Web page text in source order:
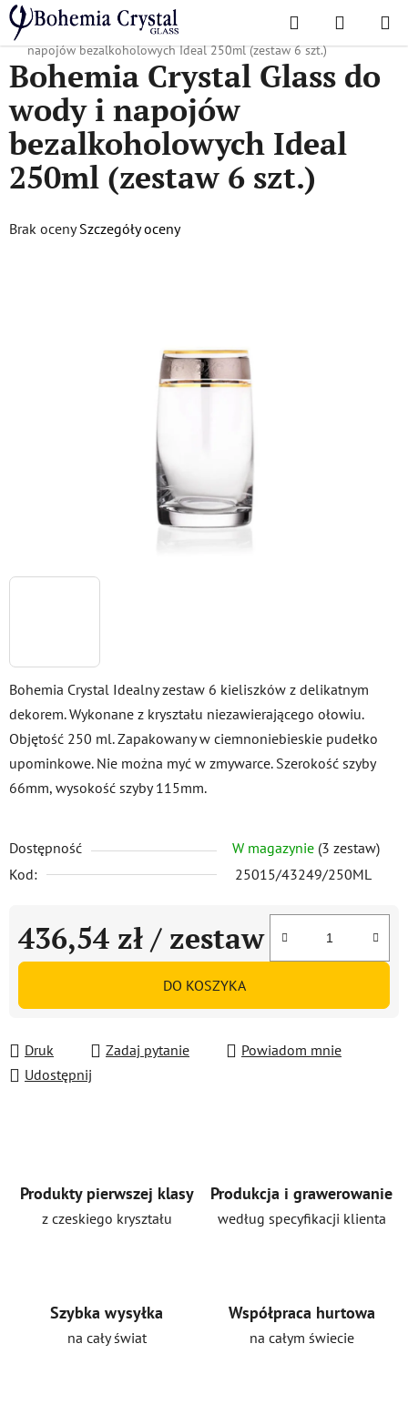
Przejść
do
treści
Szukaj KOSZYK
Home
/ Popularne kolekcje / 43249
Bohemia Crystal Glass do wody i
napojów bezalkoholowych Ideal 250ml (zestaw 6 szt.)
Bohemia Crystal Idealny zestaw 6 kieliszków z delikatnym
dekorem. Wykonane z kryształu niezawierającego ołowiu.
Objętość 250 ml. Zapakowany w ciemnoniebieskie pudełko
upominkowe. Nie można myć w zmywarce. Szerokość szyby
66mm, wysokość szyby 115mm.
Dostępność W magazynie (3 zestaw)
Kod:
25015/43249/250ML
436,54 zł / zestaw
Cena jednostkowa:
DO KOSZYKA
Druk Zadaj pytanie
Powiadom mnie
Udostępnij
Bohemia Crystal Glass do
wody i napojów
bezalkoholowych Ideal
250ml (zestaw 6 szt.)
Średnia
Brak oceny Szczegóły oceny
Produkty pierwszej klasy
z czeskiego kryształu
Produkcja i grawerowanie
według specyfikacji klienta
Szybka wysyłka
na cały świat
Współpraca hurtowa
na całym świecie